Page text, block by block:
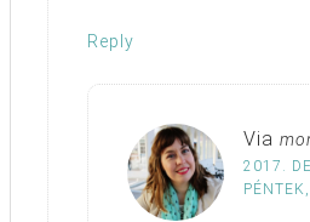
Reply
Via
2017.